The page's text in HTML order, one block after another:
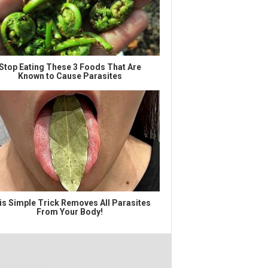
Eating These 3 Foods That Are
Known to Cause Parasites
Simple Trick Removes All Parasites
From Your Body!